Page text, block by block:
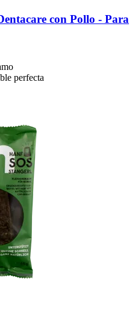
con Pollo -​ Para
perfecta